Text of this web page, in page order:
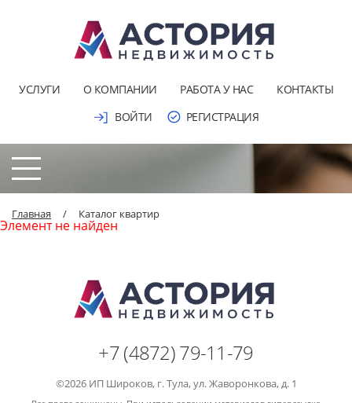
УСЛУГИ О КОМПАНИИ РАБОТА У НАС
КОНТАКТЫ
ВОЙТИ
РЕГИСТРАЦИЯ
Главная / Каталог квартир
Элемент не найден
+7 (4872) 79-11-79
©2026 ИП Широков, г. Тула, ул. Жаворонкова, д. 1